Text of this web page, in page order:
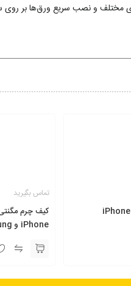
مختلف و نصب سریع ورق‌ها بر
تماس بگیرید
کیف چرم
iPhone و Samsung